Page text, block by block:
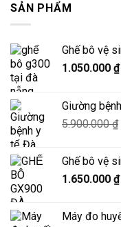
SẢN PHẨM
Ghế bô vệ
1.050.000 ₫
Giường
5.900.000₫
Ghế bô vệ
1.650.000 ₫
Máy đo